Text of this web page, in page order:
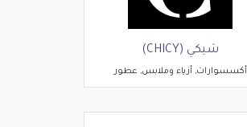
شيكي (CHICY)
أكسسوارات, أزياء وملابس, عطور